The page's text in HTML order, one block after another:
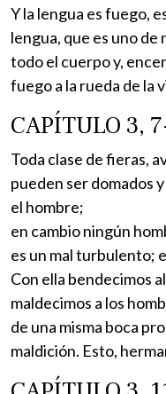
Y la lengua es fuego,
lengua, que es uno
todo el cuerpo y,
fuego a la rueda de la
CAPÍTULO 3,
Toda clase de fieras,
pueden ser domados
el hombre;
en cambio ningún
es un mal turbulento;
Con ella bendecimos
maldecimos a los
de una misma boca
maldición. Esto,